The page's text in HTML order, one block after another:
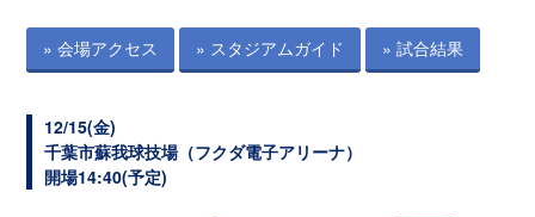
» 会場アクセス » スタジアムガイド » 試合結果
12/15(金)
千葉市蘇我球技場（フクダ電子アリーナ）
開場14:40(予定)